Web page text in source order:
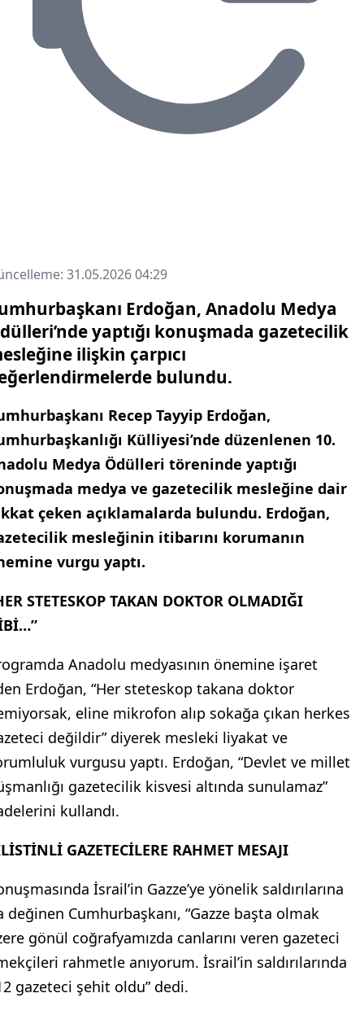
31.05.2026 04:29
Erdoğan, Anadolu Medya
yaptığı konuşmada gazetecilik
ilişkin çarpıcı
bulundu.
Recep Tayyip Erdoğan,
Külliyesi’nde düzenlenen 10.
Medya Ödülleri töreninde yaptığı
medya ve gazetecilik mesleğine dair
çeken açıklamalarda bulundu. Erdoğan,
mesleğinin itibarını korumanın
vurgu yaptı.
STETESKOP TAKAN DOKTOR OLMADIĞI
Anadolu medyasının önemine işaret
Erdoğan, “Her steteskop takana doktor
eline mikrofon alıp sokağa çıkan herkes
değildir” diyerek mesleki liyakat ve
vurgusu yaptı. Erdoğan, “Devlet ve millet
gazetecilik kisvesi altında sunulamaz”
kullandı.
GAZETECİLERE RAHMET MESAJI
İsrail’in Gazze’ye yönelik saldırılarına
değinen Cumhurbaşkanı, “Gazze başta olmak
gönül coğrafyamızda canlarını veren gazeteci
rahmetle anıyorum. İsrail’in saldırılarında
gazeteci şehit oldu” dedi.